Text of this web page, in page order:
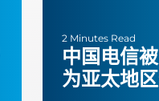
2 Minutes Read
中国电信
为亚太地